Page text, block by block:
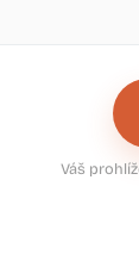
Váš